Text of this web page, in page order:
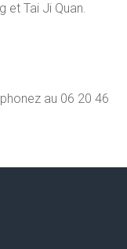
et Tai Ji Quan.
au 06 20 46